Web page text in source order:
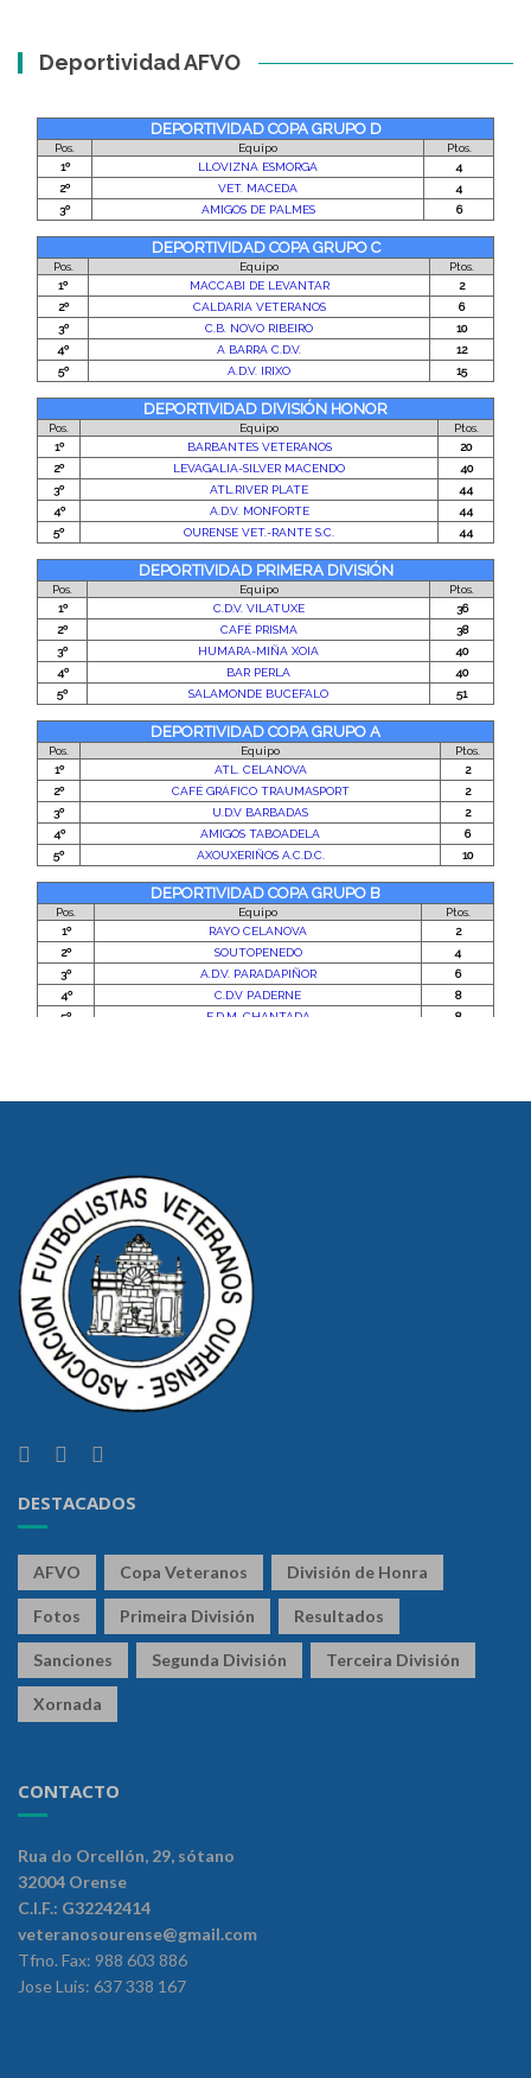
Deportividad AFVO
DESTACADOS
AFVO Copa Veteranos División de Honra
Fotos Primeira División Resultados
Sanciones Segunda División Terceira División
Xornada
CONTACTO
Rua do Orcellón, 29, sótano
32004 Orense
C.I.F.: G32242414
veteranosourense@gmail.com
Tfno. Fax: 988 603 886
Jose Luis: 637 338 167